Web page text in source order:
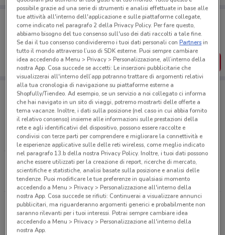
Porta DoveConviene sempre con te!
Puoi trovare le migliori offerte dei negozi vicino a te,
salvarle e creare la tua lista del risparmio, comodamente
dal tuo cellulare.
SCARICA L’APP
Negozi di Novità a Marcon
LOACKER
Tutti i negozi
Volantini e offerte intorno a Marcon
possibile grazie ad una serie di strumenti e analisi effettuate in base alle
tue attività all'interno dell'applicazione e sulle piattaforme collegate,
come indicato nel paragrafo 2 della Privacy Policy. Per fare questo,
abbiamo bisogno del tuo consenso sull'uso dei dati raccolti a tale fine.
Se dai il tuo consenso condivideremo i tuoi dati personali conPartnersin
tutto il mondo attraverso l’uso di SDK esterne. Puoi sempre cambiare
idea accedendo a Menu > Privacy > Personalizzazione, all’interno della
nostra App. Cosa succede se accetti: Le inserzioni pubblicitarie che
visualizzerai all'interno dell’app potranno trattare di argomenti relativi
alla tua cronologia di navigazione su piattaforme esterne a
Shopfully/Tiendeo. Ad esempio, se un servizio a noi collegato ci informa
che hai navigato in un sito di viaggi, potremo mostrarti delle offerte a
tema vacanze. Inoltre, i dati sulla posizione (nel caso in cui abbia fornito
il relativo consenso) insieme alle informazioni sulle prestazioni della
rete e agli identificativi del dispositivo, possono essere raccolte e
condivisi con terze parti per comprendere e migliorare la connettività e
le esperienze applicative sulle delle reti wireless, come meglio indicato
nel paragrafo 13.b della nostra Privacy Policy. Inoltre, i tuoi dati possono
anche essere utilizzati per la creazione di report, ricerche di mercato,
scientifiche e statistiche, analisi basate sulla posizione e analisi delle
tendenze. Puoi modificare le tue preferenze in qualsiasi momento
accedendo a Menu > Privacy > Personalizzazione all'interno della
nostra App. Cosa succede se rifiuti: Continuerai a visualizzare annunci
pubblicitari, ma riguarderanno argomenti generici e probabilmente non
saranno rilevanti per i tuoi interessi. Potrai sempre cambiare idea
accedendo a Menu > Privacy > Personalizzazione all'interno della
nostra App.